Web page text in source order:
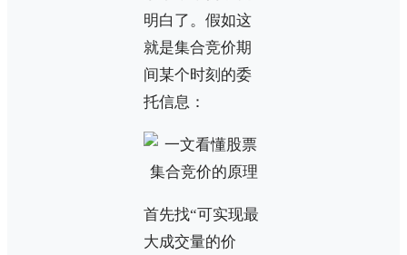
明白了。假如这
就是集合竞价期
间某个时刻的委
托信息：
首先找“可实现最
大成交量的价